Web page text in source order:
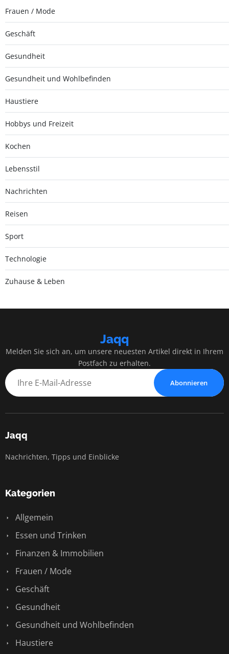
Frauen / Mode
Geschäft
Gesundheit
Gesundheit und Wohlbefinden
Haustiere
Hobbys und Freizeit
Kochen
Lebensstil
Nachrichten
Reisen
Sport
Technologie
Zuhause & Leben
Jaqq
Melden Sie sich an, um unsere neuesten Artikel direkt in Ihrem
Postfach zu erhalten.
Abonnieren
Jaqq
Nachrichten, Tipps und Einblicke
Kategorien
Allgemein
Essen und Trinken
Finanzen & Immobilien
Frauen / Mode
Geschäft
Gesundheit
Gesundheit und Wohlbefinden
Haustiere